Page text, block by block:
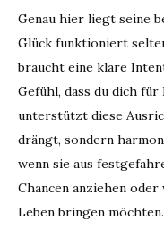
Genau hier liegt seine
Glück funktioniert
braucht eine klare
Gefühl, dass du dich
unterstützt diese
drängt, sondern
wenn sie aus
Chancen anziehen
Leben bringen möchten.